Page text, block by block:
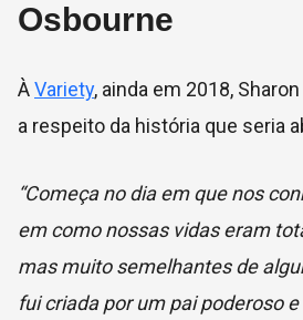
Osbourne
ÀVariety, ainda em 2018,
a respeito da história que seria
“Começa no dia em que nos
em como nossas vidas eram
mas muito semelhantes de
fui criada por um pai poderoso